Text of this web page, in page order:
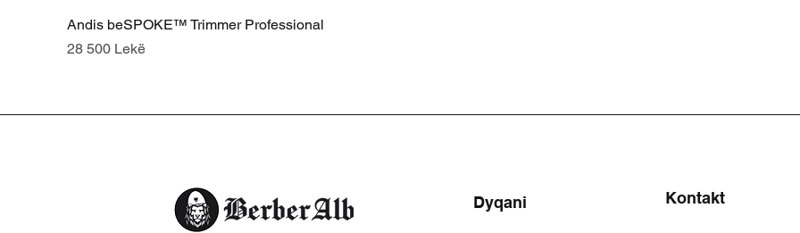
Andis beSPOKE™ Trimmer Professional
Price
28 500 Lekë
Dyqani Kontakt